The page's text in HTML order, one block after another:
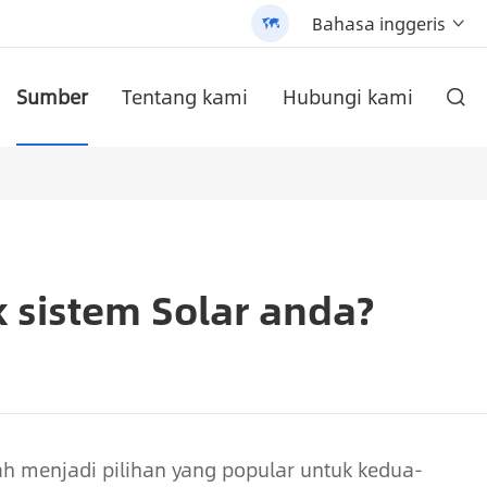
 Bahasa inggeris 
Sumber Tentang kami Hubungi kami 
Solar anda?
menjadi pilihan yang popular untuk kedua-